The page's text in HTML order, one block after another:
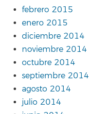
febrero 2015
enero 2015
diciembre 2014
noviembre 2014
octubre 2014
septiembre 2014
agosto 2014
julio 2014